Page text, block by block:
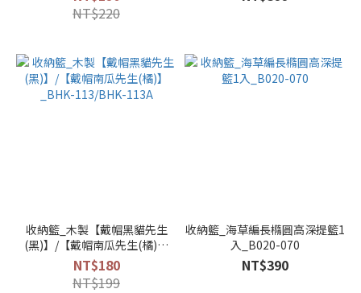
NT$220
收納籃_木製【戴帽黑貓先生
(黑)】/【戴帽南瓜先生(橘)】
_BHK-113/BHK-113A
NT$180
NT$199
收納籃_海草編長橢圓高深提籃1
入_B020-070
NT$390